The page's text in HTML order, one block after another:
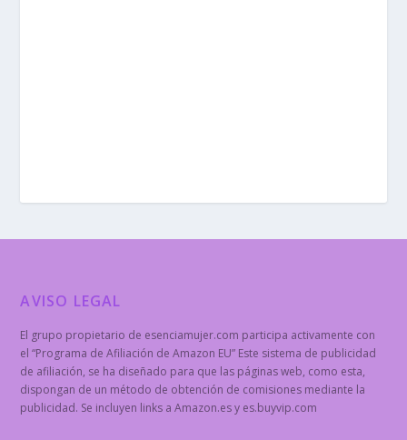
AVISO LEGAL
El grupo propietario de esenciamujer.com participa activamente con
el “Programa de Afiliación de Amazon EU” Este sistema de publicidad
de afiliación, se ha diseñado para que las páginas web, como esta,
dispongan de un método de obtención de comisiones mediante la
publicidad. Se incluyen links a Amazon.es y es.buyvip.com